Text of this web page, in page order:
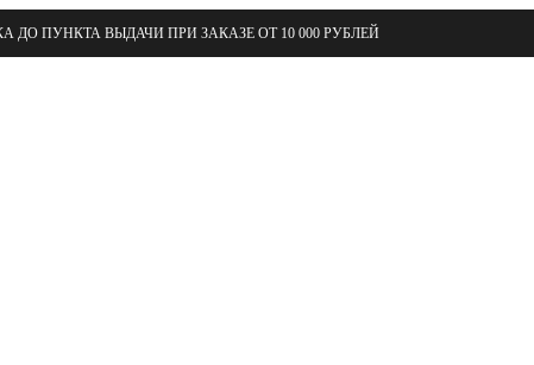
ДО ПУНКТА ВЫДАЧИ ПРИ ЗАКАЗЕ ОТ 10 000 РУБЛЕЙ